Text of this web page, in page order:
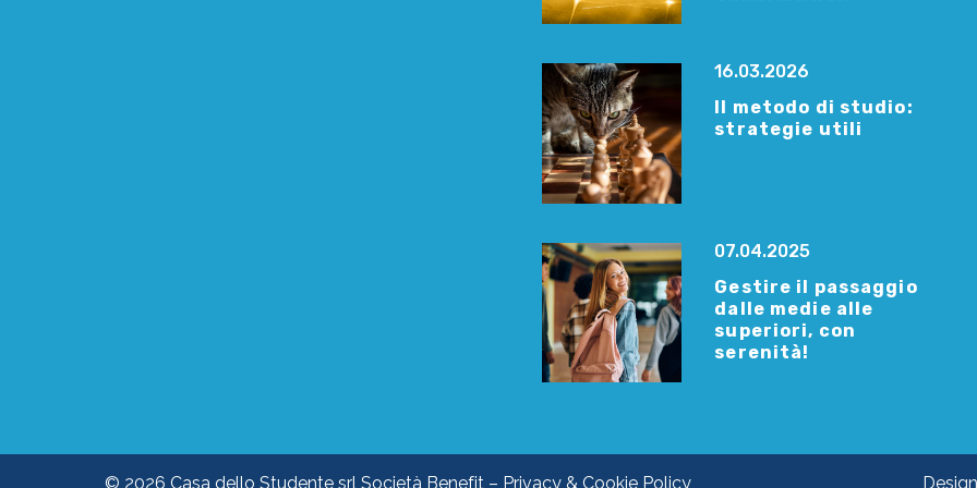
16.03.2026
Il metodo di studio:
strategie utili
07.04.2025
Gestire il passaggio
dalle medie alle
superiori, con
serenità!
© 2026 Casa dello Studente srl Società Benefit – Privacy & Cookie Policy